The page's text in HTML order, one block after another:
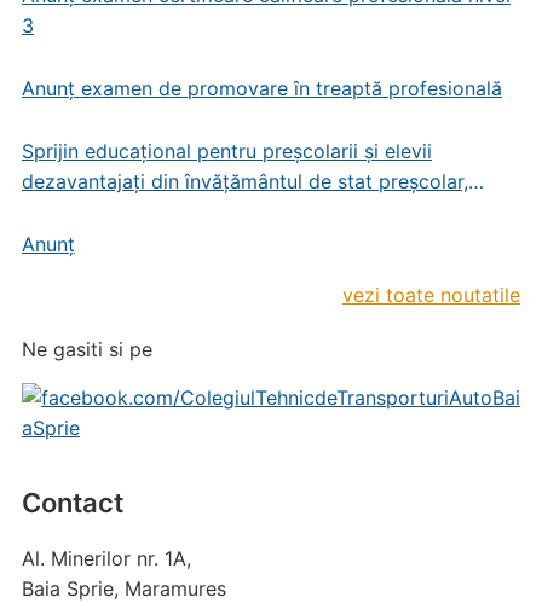
3
Anunț examen de promovare în treaptă profesională
Sprijin educațional pentru preșcolarii și elevii
dezavantajați din învățământul de stat preșcolar,
Anunț
vezi toate noutatile
Ne gasiti si pe
Contact
Al. Minerilor nr. 1A,
Baia Sprie, Maramures